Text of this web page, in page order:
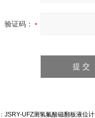
验证码：
JSRY-UFZ测氢氟酸磁翻板液位计